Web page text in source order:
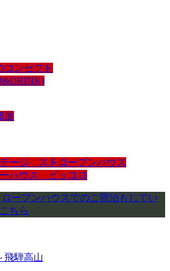
コンセプト
屋
ージ ストロープンハウス
ハウス ピッコロ
ープンハウスでのご宿泊もしてい
ちら
飛騨高山